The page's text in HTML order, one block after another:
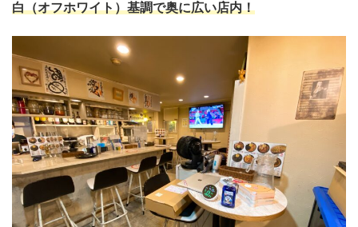
白（オフホワイト）基調で奥に広い店内！